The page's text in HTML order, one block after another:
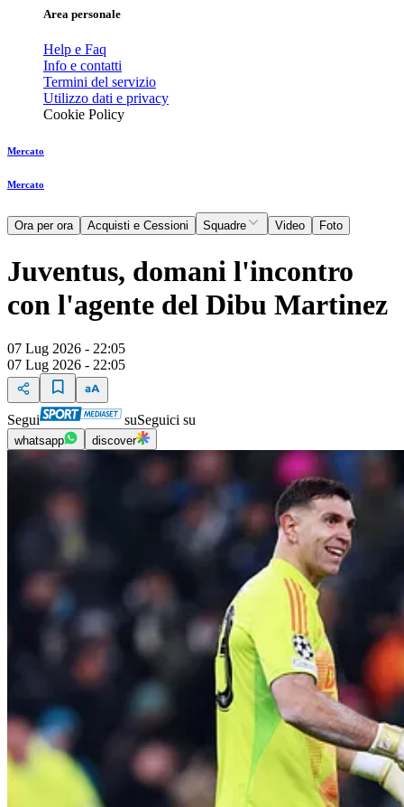
Area personale
Help e Faq
Info e contatti
Termini del servizio
Utilizzo dati e privacy
Cookie Policy
Mercato
Mercato
Ora per ora Acquisti e Cessioni Squadre Video Foto
Juventus, domani l'incontro
con l'agente del Dibu Martinez
07 Lug 2026 - 22:05
07 Lug 2026 - 22:05
Segui suSeguici su
whatsapp discover